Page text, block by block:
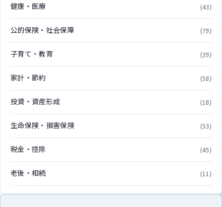
健康・医療 (43)
公的保険・社会保障 (79)
子育て・教育 (39)
家計・節約 (58)
投資・資産形成 (18)
生命保険・損害保険 (53)
税金・控除 (45)
老後・相続 (11)